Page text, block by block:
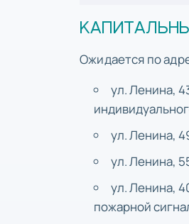
Ожидается по
ул. Ленина,
ул. Ленина,
ул. Ленина,
ул. Ленина,
пожарной